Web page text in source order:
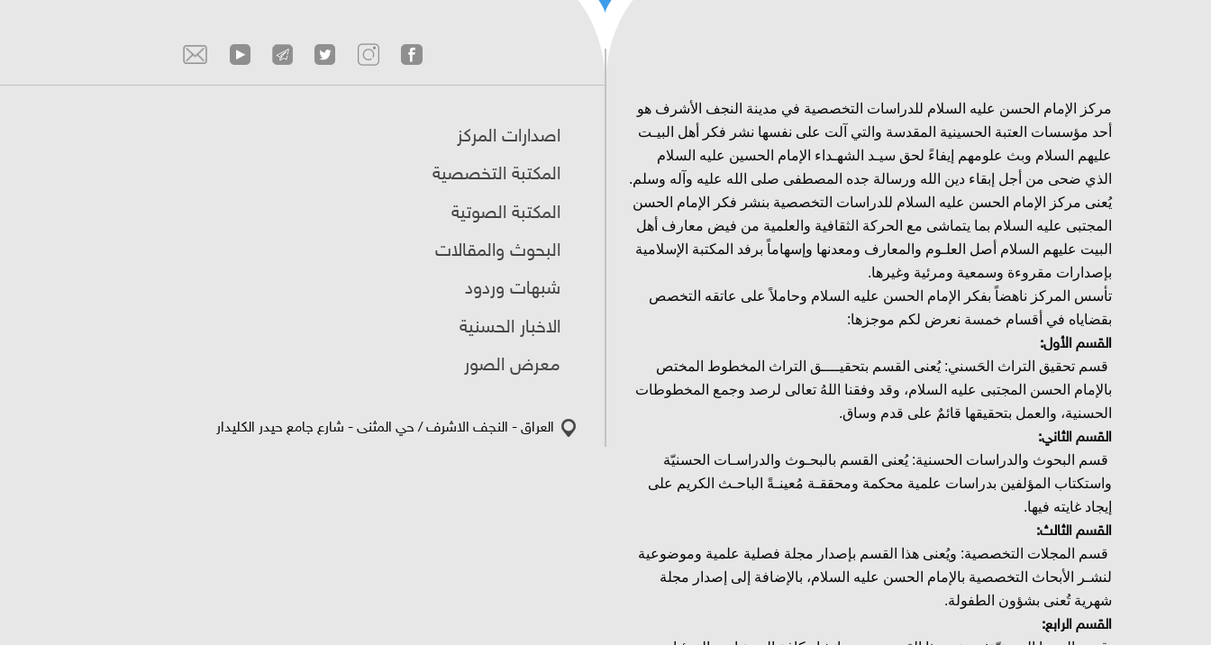
مركز الإمام الحسن عليه السلام للدراسات التخصصية في مدينة النجف الأشرف هو
أحد مؤسسات العتبة الحسينية المقدسة والتي آلت على نفسها نشر فكر أهل البيـت
عليهم السلام وبث علومهم إيفاءً لحق سيـد الشهـداء الإمام الحسين عليه السلام
الذي ضحى من أجل إبقاء دين الله ورسالة جده المصطفى صلى الله عليه وآله وسلم.
يُعنى مركز الإمام الحسن عليه السلام للدراسات التخصصية بنشر فكر الإمام الحسن
المجتبى عليه السلام بما يتماشى مع الحركة الثقافية والعلمية من فيض معارف أهل
البيت عليهم السلام أصل العلـوم والمعارف ومعدنها وإسهاماً برفد المكتبة الإسلامية
بإصدارات مقروءة وسمعية ومرئية وغيرها.
تأسس المركز ناهضاً بفكر الإمام الحسن عليه السلام وحاملاً على عاتقه التخصص
بقضاياه في أقسام خمسة نعرض لكم موجزها:
القسم الأول:
قسم تحقيق التراث الحَسني: يُعنى القسم بتحقيــــق التراث المخطوط المختص
بالإمام الحسن المجتبى عليه السلام، وقد وفقنا اللهُ تعالى لرصد وجمع المخطوطات
الحسنية، والعمل بتحقيقها قائمٌ على قدم وساق.
القسم الثاني:
قسم البحوث والدراسات الحسنية: يُعنى القسم بالبحـوث والدراسـات الحسنيّة
واستكتاب المؤلفين بدراسات علمية محكمة ومحققـة مُعينـةً الباحـث الكريم على
إيجاد غايته فيها.
القسم الثالث:
قسم المجلات التخصصية: ويُعنى هذا القسم بإصدار مجلة فصلية علمية وموضوعية
لنشـر الأبحاث التخصصية بالإمام الحسن عليه السلام، بالإضافة إلى إصدار مجلة
شهرية تُعنى بشؤون الطفولة.
القسم الرابع:
اصدارات المركز
المكتبة التخصصية
المكتبة الصوتية
البحوث والمقالات
شبهات وردود
الاخبار الحسنية
معرض الصور
العراق - النجف الاشرف / حي المثنى - شارع جامع حيدر الكليدار